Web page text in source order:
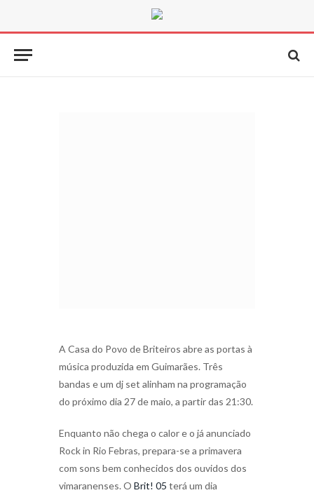
A Casa do Povo de Briteiros abre as portas à
música produzida em Guimarães. Três
bandas e um dj set alinham na programação
do próximo dia 27 de maio, a partir das 21:30.
Enquanto não chega o calor e o já anunciado
Rock in Rio Febras, prepara-se a primavera
com sons bem conhecidos dos ouvidos dos
vimaranenses. O Brit! 05 terá um dia